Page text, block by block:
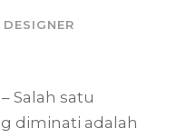
Salah satu
diminati adalah